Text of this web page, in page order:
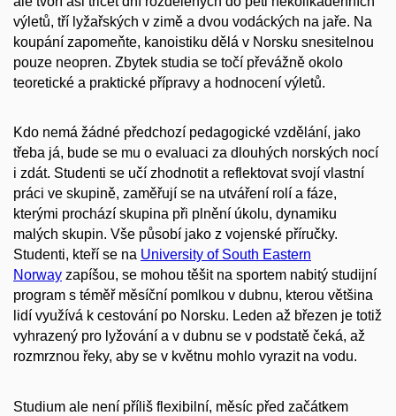
výletů, tří lyžařských v zimě a dvou vodáckých na jaře. Na
koupání zapomeňte, kanoistiku dělá v Norsku snesitelnou
pouze neopren. Zbytek studia se točí převážně okolo
teoretické a praktické přípravy a hodnocení výletů.
Kdo nemá žádné předchozí pedagogické vzdělání, jako
třeba já, bude se mu o evaluaci za dlouhých norských nocí
i zdát. Studenti se učí zhodnotit a reflektovat svojí vlastní
práci ve skupině, zaměřují se na utváření rolí a fáze,
kterými prochází skupina při plnění úkolu, dynamiku
malých skupin. Vše působí jako z vojenské příručky.
Studenti, kteří se na University of South Eastern
Norway zapíšou, se mohou těšit na sportem nabitý studijní
program s téměř měsíční pomlkou v dubnu, kterou většina
lidí využívá k cestování po Norsku. Leden až březen je totiž
vyhrazený pro lyžování a v dubnu se v podstatě čeká, až
rozmrznou řeky, aby se v květnu mohlo vyrazit na vodu.
Studium ale není příliš flexibilní, měsíc před začátkem